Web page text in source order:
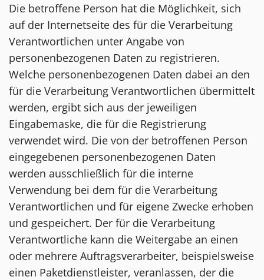
Die betroffene Person hat die Möglichkeit, sich
auf der Internetseite des für die Verarbeitung
Verantwortlichen unter Angabe von
personenbezogenen Daten zu registrieren.
Welche personenbezogenen Daten dabei an den
für die Verarbeitung Verantwortlichen übermittelt
werden, ergibt sich aus der jeweiligen
Eingabemaske, die für die Registrierung
verwendet wird. Die von der betroffenen Person
eingegebenen personenbezogenen Daten
werden ausschließlich für die interne
Verwendung bei dem für die Verarbeitung
Verantwortlichen und für eigene Zwecke erhoben
und gespeichert. Der für die Verarbeitung
Verantwortliche kann die Weitergabe an einen
oder mehrere Auftragsverarbeiter, beispielsweise
einen Paketdienstleister, veranlassen, der die